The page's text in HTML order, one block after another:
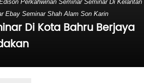
Perkahwinan Seminar Seminar Di Kelantan
Ebay Seminar Shah Alam Son Karin
Di Kota Bahru Berjaya